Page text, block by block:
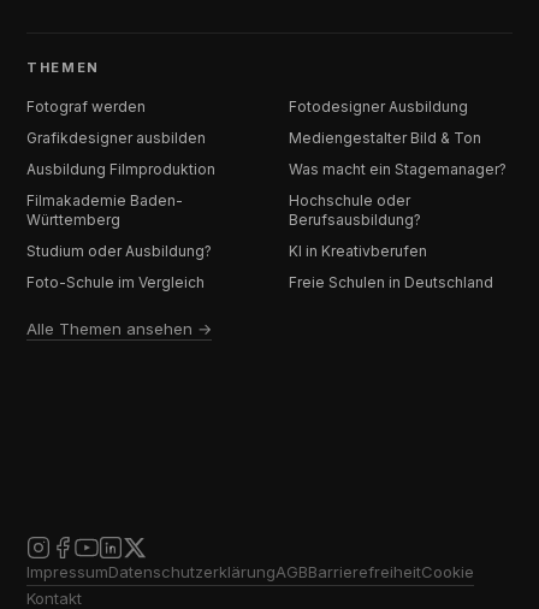
THEMEN
Fotograf werden
Fotodesigner Ausbildung
Grafikdesigner ausbilden
Mediengestalter Bild & Ton
Ausbildung Filmproduktion
Was macht ein Stagemanager?
Filmakademie Baden-
Württemberg
Hochschule oder
Berufsausbildung?
Studium oder Ausbildung?
KI in Kreativberufen
Foto-Schule im Vergleich
Freie Schulen in Deutschland
Alle Themen ansehen →
ImpressumDatenschutzerklärungAGBBarrierefreiheitCookie
Kontakt